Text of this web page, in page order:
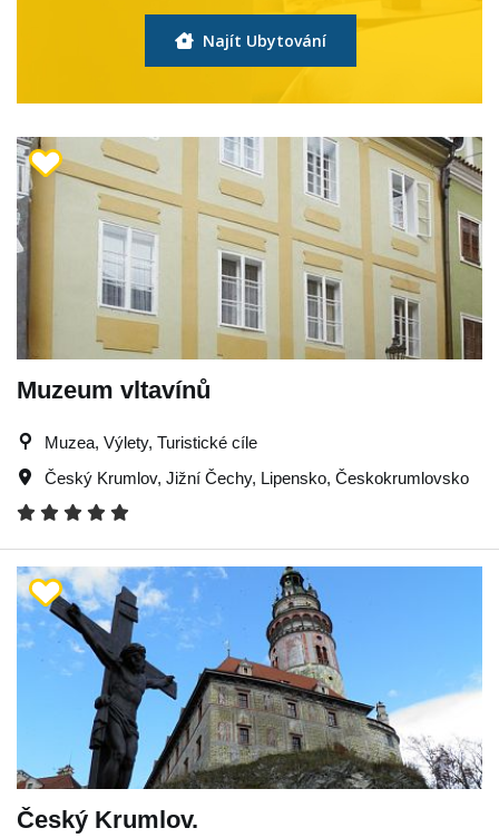
Najít Ubytování
Muzeum vltavínů
Muzea, Výlety, Turistické cíle
Český Krumlov, Jižní Čechy, Lipensko, Českokrumlovsko
Český Krumlov.